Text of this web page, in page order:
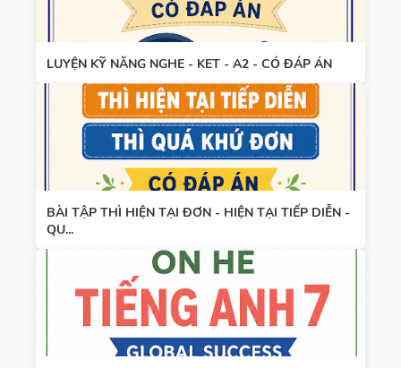
LUYỆN KỸ NĂNG NGHE - KET - A2 - CÓ ĐÁP ÁN
BÀI TẬP THÌ HIỆN TẠI ĐƠN - HIỆN TẠI TIẾP DIỄN -
QU...